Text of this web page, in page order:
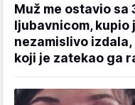
Muž me ostavio sa
ljubavnicom, kupio
nezamislivo
koji je zatekao ga